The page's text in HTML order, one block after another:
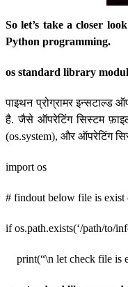
So let’s take a closer
Python programming.
os standard library
पाइथन प्रोग्रामर इन्सटाल्ड
है. जैसे ऑपरेटिंग सिस्टम
(os.system), और ऑपरेटिंग
import os
# findout below file is exist
if os.path.exists(‘/path/to/
print(“\n let check file is